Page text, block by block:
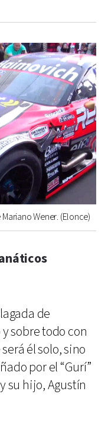
Wener. (Elonce)
de
sobre todo con
él solo, sino
por el “Gurí”
su hijo, Agustín